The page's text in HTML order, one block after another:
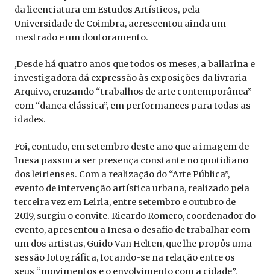
da licenciatura em Estudos Artísticos, pela
Universidade de Coimbra, acrescentou ainda um
mestrado e um doutoramento.
,Desde há quatro anos que todos os meses, a bailarina e
investigadora dá expressão às exposições da livraria
Arquivo, cruzando “trabalhos de arte contemporânea”
com “dança clássica”, em performances para todas as
idades.
Foi, contudo, em setembro deste ano que a imagem de
Inesa passou a ser presença constante no quotidiano
dos leirienses. Com a realização do “Arte Pública”,
evento de intervenção artística urbana, realizado pela
terceira vez em Leiria, entre setembro e outubro de
2019, surgiu o convite. Ricardo Romero, coordenador do
evento, apresentou a Inesa o desafio de trabalhar com
um dos artistas, Guido Van Helten, que lhe propôs uma
sessão fotográfica, focando-se na relação entre os
seus “movimentos e o envolvimento com a cidade”.